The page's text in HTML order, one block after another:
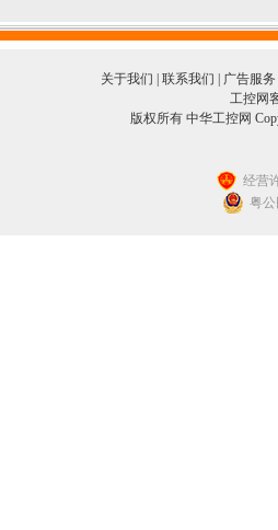
关于我们 联系我们 广告服务
工控网
版权所有 中华工控网
经营
粤公